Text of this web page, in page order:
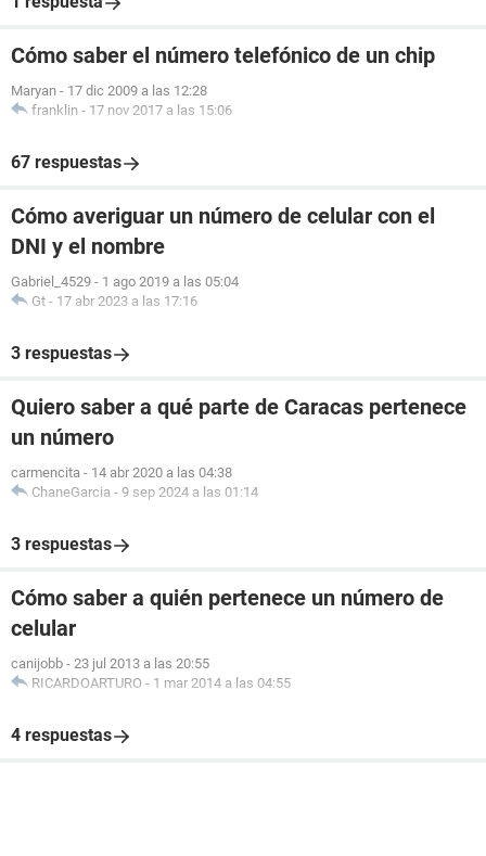
Cómo saber el número telefónico de un chip
Maryan - 17 dic 2009 a las 12:28
franklin - 17 nov 2017 a las 15:06
67 respuestas
Cómo averiguar un número de celular con el
DNI y el nombre
Gabriel_4529 - 1 ago 2019 a las 05:04
Gt - 17 abr 2023 a las 17:16
3 respuestas
Quiero saber a qué parte de Caracas pertenece
un número
carmencita - 14 abr 2020 a las 04:38
ChaneGarcia - 9 sep 2024 a las 01:14
3 respuestas
Cómo saber a quién pertenece un número de
celular
canijobb - 23 jul 2013 a las 20:55
RICARDOARTURO - 1 mar 2014 a las 04:55
4 respuestas